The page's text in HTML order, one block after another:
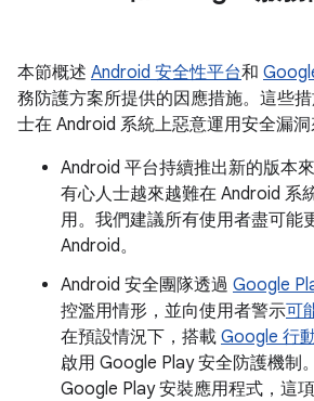
本節概述 Android 安全性平台和
務防護方案所提供的因應措施。這些
士在 Android 系統上惡意運用安全漏洞
Android 平台持續推出新的版本
有心人士越來越難在 Android 系
用。我們建議所有使用者盡可能
Android。
Android 安全團隊透過 Google
控濫用情形，並向使用者警示可
在預設情況下，搭載 Google 行
啟用 Google Play 安全防護機制
Google Play 安裝應用程式，這